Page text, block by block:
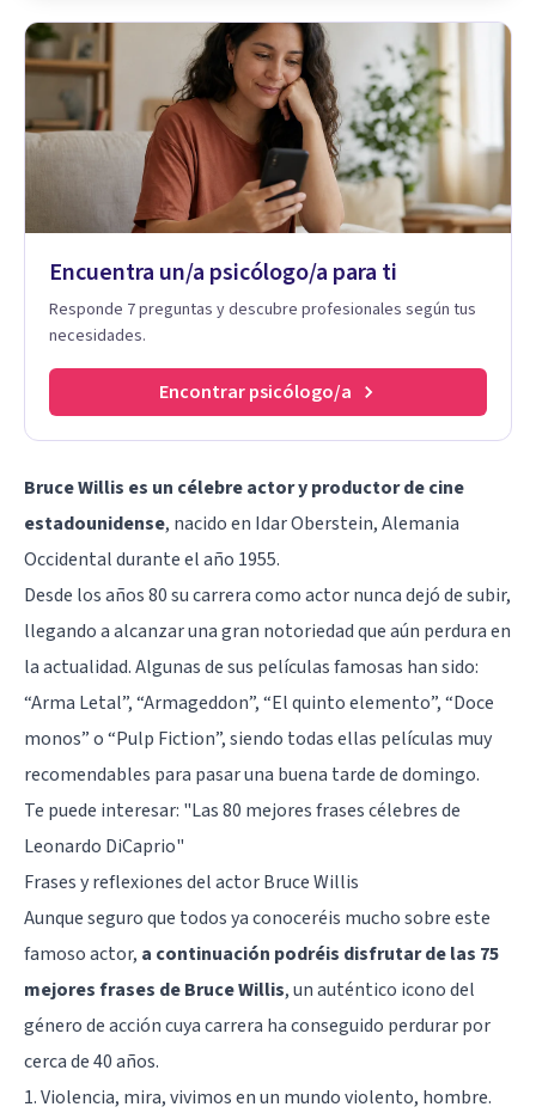
Encuentra un/a psicólogo/a para ti
Responde 7 preguntas y descubre profesionales según tus
necesidades.
Encontrar psicólogo/a
Bruce Willis es un célebre actor y productor de cine
estadounidense, nacido en Idar Oberstein, Alemania
Occidental durante el año 1955.
Desde los años 80 su carrera como actor nunca dejó de subir,
llegando a alcanzar una gran notoriedad que aún perdura en
la actualidad. Algunas de sus películas famosas han sido:
“Arma Letal”, “Armageddon”, “El quinto elemento”, “Doce
monos” o “Pulp Fiction”, siendo todas ellas películas muy
recomendables para pasar una buena tarde de domingo.
Te puede interesar: "Las 80 mejores frases célebres de
Leonardo DiCaprio"
Frases y reflexiones del actor Bruce Willis
Aunque seguro que todos ya conoceréis mucho sobre este
famoso actor, a continuación podréis disfrutar de las 75
mejores frases de Bruce Willis, un auténtico icono del
género de acción cuya carrera ha conseguido perdurar por
cerca de 40 años.
1. Violencia, mira, vivimos en un mundo violento, hombre.